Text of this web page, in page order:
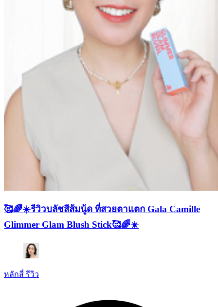
🥰🌈☀️รีวิวบลัชสีส้มนู้ด ที่สวยตาแตก Gala Camille
Glimmer Glam Blush Stick🥰🌈☀️
หลักสี่ รีวิว